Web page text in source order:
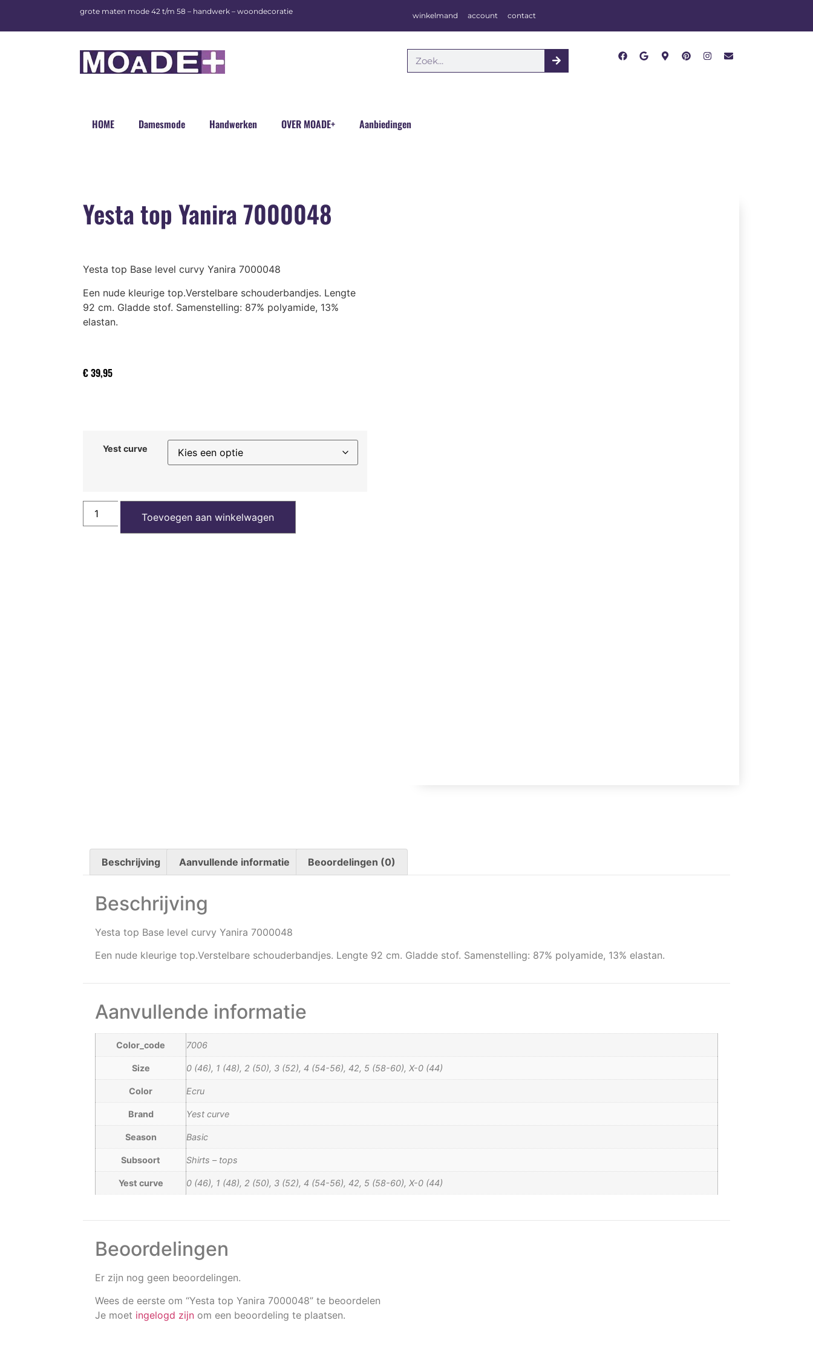
grote maten mode 42 t/m 58 – handwerk – woondecoratie winkelmand account contact
HOME Damesmode Handwerken OVER MOADE+ Aanbiedingen
Yesta top Yanira 7000048
Yesta top Base level curvy Yanira 7000048
Een nude kleurige top.Verstelbare schouderbandjes. Lengte
92 cm. Gladde stof. Samenstelling: 87% polyamide, 13%
elastan.
€39,95
Yest curve
Toevoegen aan winkelwagen
Beschrijving Aanvullende informatie Beoordelingen (0)
Beschrijving
Yesta top Base level curvy Yanira 7000048
Een nude kleurige top.Verstelbare schouderbandjes. Lengte 92 cm. Gladde stof. Samenstelling: 87% polyamide, 13% elastan.
Aanvullende informatie
Color_code 7006
Size 0 (46), 1 (48), 2 (50), 3 (52), 4 (54-56), 42, 5 (58-60), X-0 (44)
Color Ecru
Brand Yest curve
Season Basic
Subsoort Shirts – tops
Yest curve 0 (46), 1 (48), 2 (50), 3 (52), 4 (54-56), 42, 5 (58-60), X-0 (44)
Beoordelingen
Er zijn nog geen beoordelingen.
Wees de eerste om “Yesta top Yanira 7000048” te beoordelen
Je moet ingelogd zijn om een beoordeling te plaatsen.